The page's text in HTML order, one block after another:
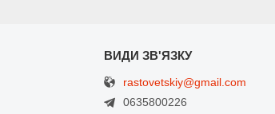
rastovetskiy@gmail.com
0635800226